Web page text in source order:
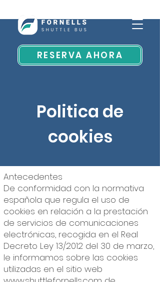
RESERVA AHORA
Politica de
cookies
Antecedentes
De conformidad con la normativa
española que regula el uso de
cookies en relación a la prestación
de servicios de comunicaciones
electrónicas, recogida en el Real
Decreto Ley 13/2012 del 30 de marzo,
le informamos sobre las cookies
utilizadas en el sitio web